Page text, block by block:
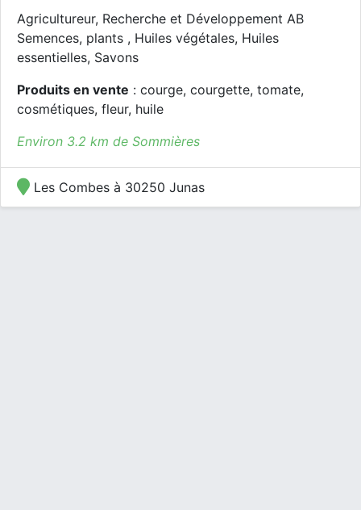
Agricultureur, Recherche et Développement AB
Semences, plants , Huiles végétales, Huiles
essentielles, Savons
Produits en vente : courge, courgette, tomate,
cosmétiques, fleur, huile
Environ 3.2 km de Sommières
Les Combes à 30250 Junas